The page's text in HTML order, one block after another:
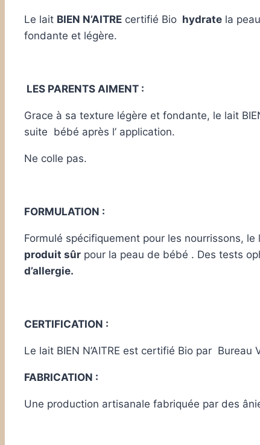
Le lait BIEN N’AITRE certifié Bio hydrate la
fondante et légère.
LES PARENTS AIMENT :
Grace à sa texture légère et fondante, le lait
suite bébé après l’ application.
Ne colle pas.
FORMULATION :
Formulé spécifiquement pour les nourrissons, le
produit sûr pour la peau de bébé . Des tests
d’allergie.
CERTIFICATION :
Le lait BIEN N’AITRE est certifié Bio par Bureau
FABRICATION :
Une production artisanale fabriquée par des